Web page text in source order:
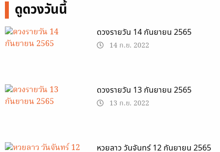
ดูดวงวันนี้
ดวงรายวัน 14 กันยายน 2565
14 ก.ย. 2022
ดวงรายวัน 13 กันยายน 2565
13 ก.ย. 2022
หวยลาว วันจันทร์ 12 กันยายน 2565